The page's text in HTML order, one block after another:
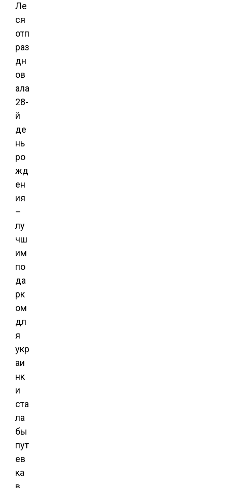
Ле
ся
отп
раз
дн
ов
ала
28-
й
де
нь
ро
жд
ен
ия
–
лу
чш
им
по
да
рк
ом
дл
я
укр
аи
нк
и
ста
ла
бы
пут
ев
ка